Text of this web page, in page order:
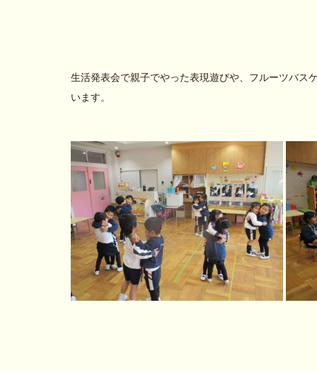
生活発表会で親子でやった表現遊びや、フルーツバス
います。